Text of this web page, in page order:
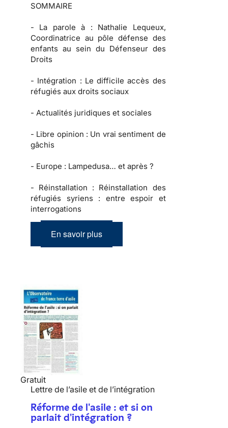
SOMMAIRE
- La parole à : Nathalie Lequeux,
Coordinatrice au pôle défense des
enfants au sein du Défenseur des
Droits
- Intégration : Le difficile accès des
réfugiés aux droits sociaux
- Actualités juridiques et sociales
- Libre opinion : Un vrai sentiment de
gâchis
- Europe : Lampedusa… et après ?
- Réinstallation : Réinstallation des
réfugiés syriens : entre espoir et
interrogations
En savoir plus
Gratuit
Lettre de l’asile et de l’intégration
Réforme de l'asile : et si on
parlait d'intégration ?